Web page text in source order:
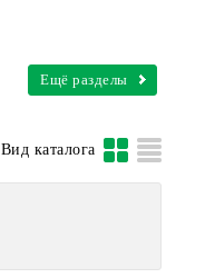
Ещё разделы
Вид каталога